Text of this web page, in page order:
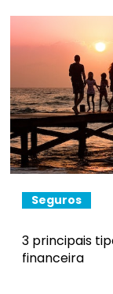
Seguros
3 principais
financeira